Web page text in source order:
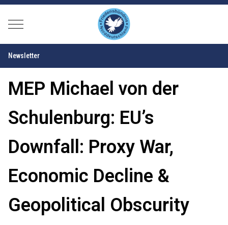
Mobile Menu Toggle
Newsletter
MEP Michael von der
Schulenburg: EU’s
Downfall: Proxy War,
Economic Decline &
Geopolitical Obscurity